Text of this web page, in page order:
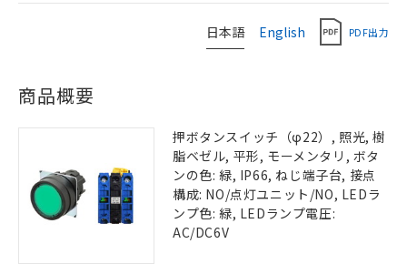
日本語 English PDF出力
商品概要
押ボタンスイッチ（φ22）, 照光, 樹
脂ベゼル, 平形, モーメンタリ, ボタ
ンの色: 緑, IP66, ねじ端子台, 接点
構成: NO/点灯ユニット/NO, LEDラ
ンプ色: 緑, LEDランプ電圧:
AC/DC6V